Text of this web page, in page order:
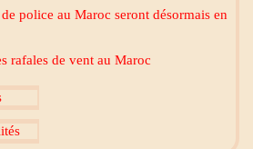
police au Maroc seront désormais en
rafales de vent au Maroc
Al Madinah Tv